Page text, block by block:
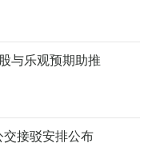
与乐观预期助推
接驳安排公布